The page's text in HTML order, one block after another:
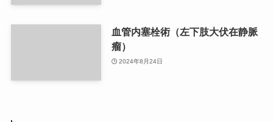
血管内塞栓術（左下肢大伏在静脈
瘤）
2024年8月24日